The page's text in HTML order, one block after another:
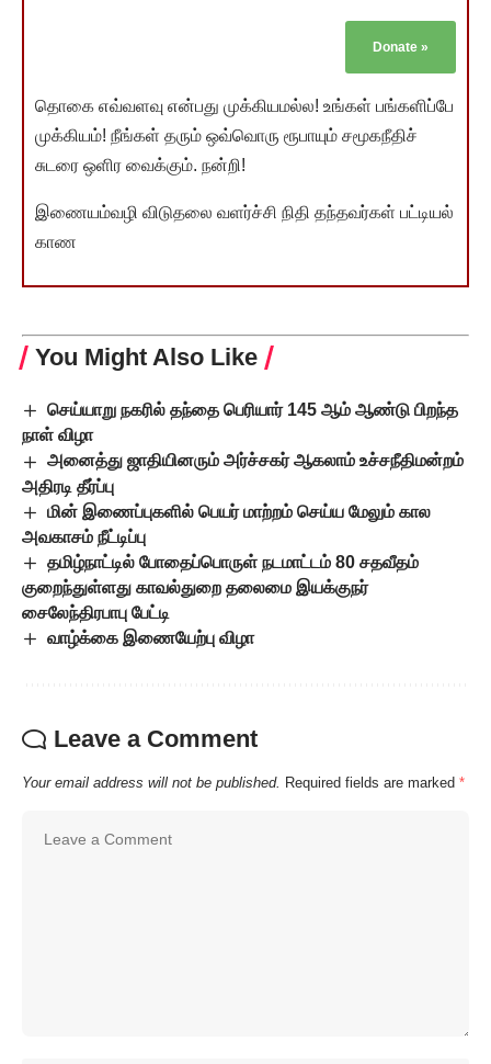
Donate »
தொகை எவ்வளவு என்பது முக்கியமல்ல! உங்கள் பங்களிப்பே
முக்கியம்! நீங்கள் தரும் ஒவ்வொரு ரூபாயும் சமூகநீதிச்
சுடரை ஒளிர வைக்கும். நன்றி!
இணையம்வழி விடுதலை வளர்ச்சி நிதி தந்தவர்கள் பட்டியல்
காண
You Might Also Like
செய்யாறு நகரில் தந்தை பெரியார் 145 ஆம் ஆண்டு பிறந்த
நாள் விழா
அனைத்து ஜாதியினரும் அர்ச்சகர் ஆகலாம் உச்சநீதிமன்றம்
அதிரடி தீர்ப்பு
மின் இணைப்புகளில் பெயர் மாற்றம் செய்ய மேலும் கால
அவகாசம் நீட்டிப்பு
தமிழ்நாட்டில் போதைப்பொருள் நடமாட்டம் 80 சதவீதம்
குறைந்துள்ளது காவல்துறை தலைமை இயக்குநர்
சைலேந்திரபாபு பேட்டி
வாழ்க்கை இணையேற்பு விழா
Leave a Comment
Your email address will not be published. Required fields are marked *